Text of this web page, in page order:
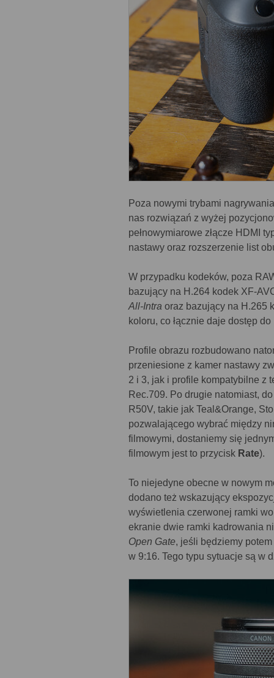
Poza nowymi trybami
nas rozwiązań z wyżej
pełnowymiarowe złącze HDMI
nastawy oraz rozszerzenie list
W przypadku kodeków, poza
bazujący na H.264 kodek XF-
All-Intra oraz bazujący na H.265
koloru, co łącznie daje dostęp
Profile obrazu rozbudowano
przeniesione z kamer nastawy
2 i 3, jak i profile kompatybilne z
Rec.709. Po drugie natomiast,
R50V, takie jak Teal&Orange,
pozwalającego wybrać między
filmowymi, dostaniemy się
filmowym jest to przycisk Rate).
To niejedyne obecne w nowym
dodano też wskazujący
wyświetlenia czerwonej ramki
ekranie dwie ramki kadrowania
Open Gate, jeśli będziemy
w 9:16. Tego typu sytuacje są w